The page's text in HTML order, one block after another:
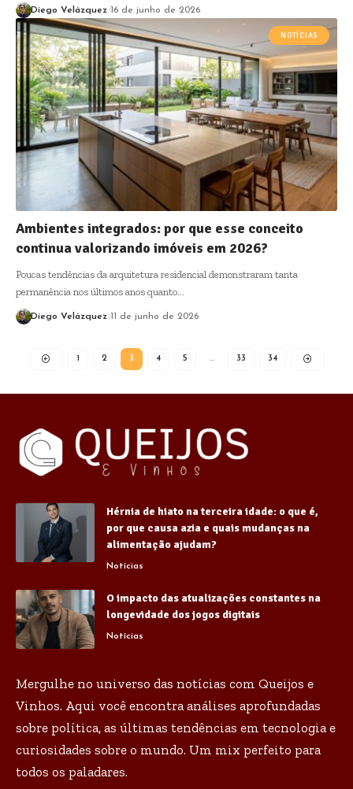
Diego Velázquez 16 de junho de 2026
NOTÍCIAS
Ambientes integrados: por que esse conceito
continua valorizando imóveis em 2026?
Poucas tendências da arquitetura residencial demonstraram tanta
permanência nos últimos anos quanto…
Diego Velázquez 11 de junho de 2026
1 2 3 4 5 … 33 34
Hérnia de hiato na terceira idade: o que é,
por que causa azia e quais mudanças na
alimentação ajudam?
Notícias
O impacto das atualizações constantes na
longevidade dos jogos digitais
Notícias
Mergulhe no universo das notícias com Queijos e
Vinhos. Aqui você encontra análises aprofundadas
sobre política, as últimas tendências em tecnologia e
curiosidades sobre o mundo. Um mix perfeito para
todos os paladares.